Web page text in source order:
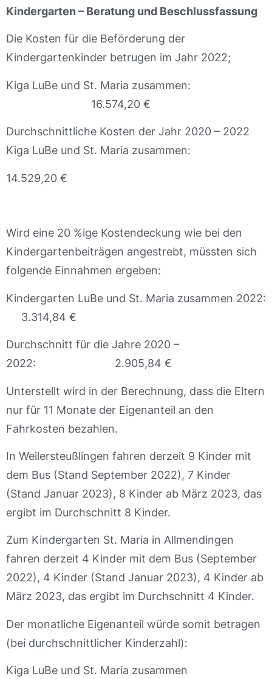
Kindergarten – Beratung und Beschlussfassung
Die Kosten für die Beförderung der
Kindergartenkinder betrugen im Jahr 2022;
Kiga LuBe und St. Maria zusammen:
16.574,20 €
Durchschnittliche Kosten der Jahr 2020 – 2022
Kiga LuBe und St. Maria zusammen:
14.529,20 €
Wird eine 20 %ige Kostendeckung wie bei den
Kindergartenbeiträgen angestrebt, müssten sich
folgende Einnahmen ergeben:
Kindergarten LuBe und St. Maria zusammen 2022:
3.314,84 €
Durchschnitt für die Jahre 2020 –
2022: 2.905,84 €
Unterstellt wird in der Berechnung, dass die Eltern
nur für 11 Monate der Eigenanteil an den
Fahrkosten bezahlen.
In Weilersteußlingen fahren derzeit 9 Kinder mit
dem Bus (Stand September 2022), 7 Kinder
(Stand Januar 2023), 8 Kinder ab März 2023, das
ergibt im Durchschnitt 8 Kinder.
Zum Kindergarten St. Maria in Allmendingen
fahren derzeit 4 Kinder mit dem Bus (September
2022), 4 Kinder (Stand Januar 2023), 4 Kinder ab
März 2023, das ergibt im Durchschnitt 4 Kinder.
Der monatliche Eigenanteil würde somit betragen
(bei durchschnittlicher Kinderzahl):
Kiga LuBe und St. Maria zusammen